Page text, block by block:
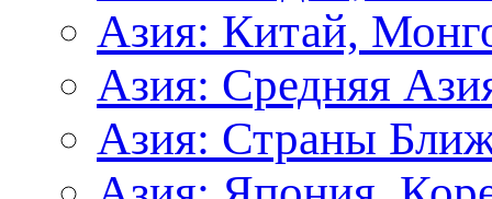
Азия: Китай,
Азия: Средняя
Азия: Страны